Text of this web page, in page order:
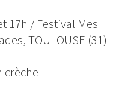
17h / Festival Mes
TOULOUSE (31) -
crèche